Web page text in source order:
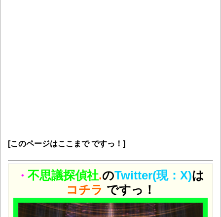
[このページはここまで ですっ！]
・ 不思議探偵社.のTwitter(現：X)は
コチラ ですっ！